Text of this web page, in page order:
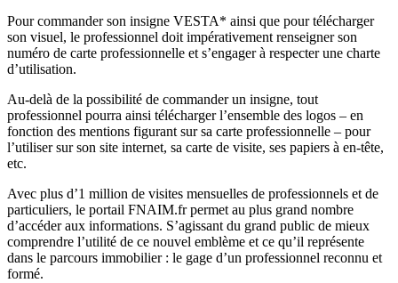
Pour commander son insigne VESTA* ainsi que pour télécharger
son visuel, le professionnel doit impérativement renseigner son
numéro de carte professionnelle et s’engager à respecter une charte
d’utilisation.
Au-delà de la possibilité de commander un insigne, tout
professionnel pourra ainsi télécharger l’ensemble des logos – en
fonction des mentions figurant sur sa carte professionnelle – pour
l’utiliser sur son site internet, sa carte de visite, ses papiers à en-tête,
etc.
Avec plus d’1 million de visites mensuelles de professionnels et de
particuliers, le portail FNAIM.fr permet au plus grand nombre
d’accéder aux informations. S’agissant du grand public de mieux
comprendre l’utilité de ce nouvel emblème et ce qu’il représente
dans le parcours immobilier : le gage d’un professionnel reconnu et
formé.